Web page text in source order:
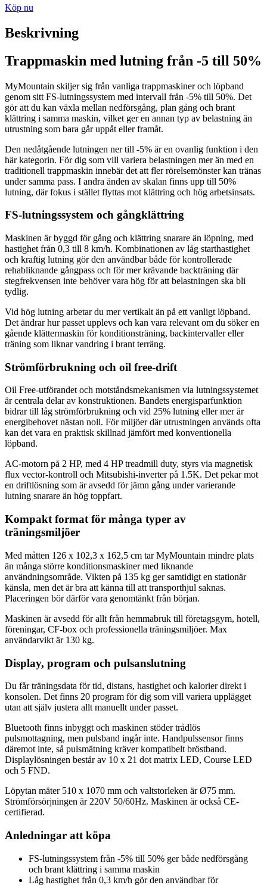
Köp nu
Beskrivning
Trappmaskin med lutning från -5 till 50%
MyMountain skiljer sig från vanliga trappmaskiner och löpband
genom sitt FS-lutningssystem med intervall från -5% till 50%. Det
gör att du kan växla mellan nedförsgång, plan gång och brant
klättring i samma maskin, vilket ger en annan typ av belastning än
utrustning som bara går uppåt eller framåt.
Den nedåtgående lutningen ner till -5% är en ovanlig funktion i den
här kategorin. För dig som vill variera belastningen mer än med en
traditionell trappmaskin innebär det att fler rörelsemönster kan tränas
under samma pass. I andra änden av skalan finns upp till 50%
lutning, där fokus i stället flyttas mot klättring och hög arbetsinsats.
FS-lutningssystem och gångklättring
Maskinen är byggd för gång och klättring snarare än löpning, med
hastighet från 0,3 till 8 km/h. Kombinationen av låg starthastighet
och kraftig lutning gör den användbar både för kontrollerade
rehabliknande gångpass och för mer krävande backträning där
stegfrekvensen inte behöver vara hög för att belastningen ska bli
tydlig.
Vid hög lutning arbetar du mer vertikalt än på ett vanligt löpband.
Det ändrar hur passet upplevs och kan vara relevant om du söker en
gående klättermaskin för konditionsträning, backintervaller eller
träning som liknar vandring i brant terräng.
Strömförbrukning och oil free-drift
Oil Free-utförandet och motståndsmekanismen via lutningssystemet
är centrala delar av konstruktionen. Bandets energisparfunktion
bidrar till låg strömförbrukning och vid 25% lutning eller mer är
energibehovet nästan noll. För miljöer där utrustningen används ofta
kan det vara en praktisk skillnad jämfört med konventionella
löpband.
AC-motorn på 2 HP, med 4 HP treadmill duty, styrs via magnetisk
flux vector-kontroll och Mitsubishi-inverter på 1.5K. Det pekar mot
en driftlösning som är avsedd för jämn gång under varierande
lutning snarare än hög toppfart.
Kompakt format för många typer av
träningsmiljöer
Med måtten 126 x 102,3 x 162,5 cm tar MyMountain mindre plats
än många större konditionsmaskiner med liknande
användningsområde. Vikten på 135 kg ger samtidigt en stationär
känsla, men det är bra att känna till att transporthjul saknas.
Placeringen bör därför vara genomtänkt från början.
Maskinen är avsedd för allt från hemmabruk till företagsgym, hotell,
föreningar, CF-box och professionella träningsmiljöer. Max
användarvikt är 130 kg.
Display, program och pulsanslutning
Du får träningsdata för tid, distans, hastighet och kalorier direkt i
konsolen. Det finns 20 program för dig som vill variera upplägget
utan att själv justera allt manuellt under passet.
Bluetooth finns inbyggt och maskinen stöder trådlös
pulsmottagning, men pulsband ingår inte. Handpulssensor finns
däremot inte, så pulsmätning kräver kompatibelt bröstband.
Displaylösningen består av 10 x 21 dot matrix LED, Course LED
och 5 FND.
Löpytan mäter 510 x 1070 mm och valtstorleken är Ø75 mm.
Strömförsörjningen är 220V 50/60Hz. Maskinen är också CE-
certifierad.
Anledningar att köpa
FS-lutningssystem från -5% till 50% ger både nedförsgång
och brant klättring i samma maskin
Låg hastighet från 0,3 km/h gör den användbar för